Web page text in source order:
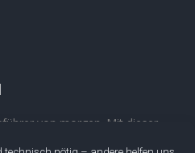
von morgen. Mit dieser
Seitdem begleiten wir